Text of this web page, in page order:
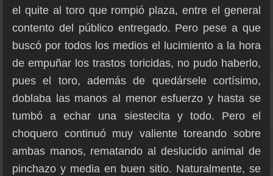
el quite al toro que rompió plaza, entre el general
contento del público entregado. Pero pese a que
buscó por todos los medios el lucimiento a la hora
de empuñar los trastos toricidas, no pudo haberlo,
pues el toro, además de quedársele cortísimo,
doblaba las manos al menor esfuerzo y hasta se
tumbó a echar una siestecita y todo. Pero el
choquero continuó muy valiente toreando sobre
ambas manos, rematando al deslucido animal de
pinchazo y media en buen sitio. Naturalmente, se